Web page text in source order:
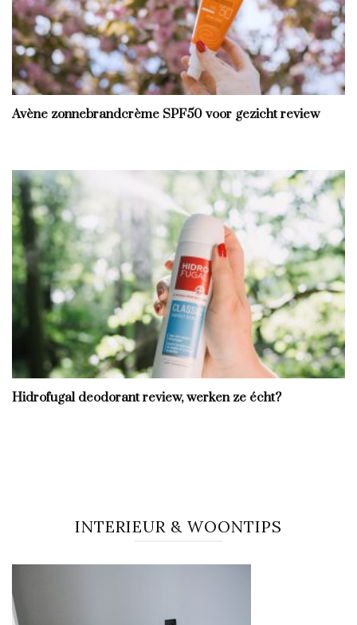
Avène zonnebrandcrème SPF50 voor gezicht review
Hidrofugal deodorant review, werken ze écht?
INTERIEUR & WOONTIPS